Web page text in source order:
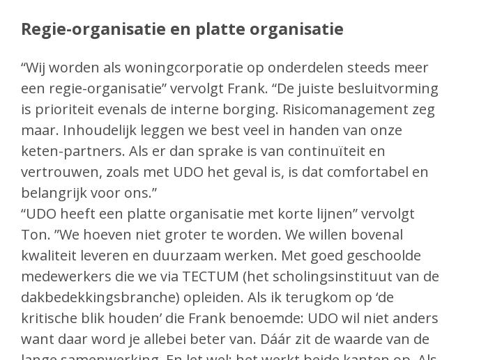
Regie-organisatie en platte organisatie
“Wij worden als woningcorporatie op onderdelen steeds meer
een regie-organisatie” vervolgt Frank. “De juiste besluitvorming
is prioriteit evenals de interne borging. Risicomanagement zeg
maar. Inhoudelijk leggen we best veel in handen van onze
keten-partners. Als er dan sprake is van continuïteit en
vertrouwen, zoals met UDO het geval is, is dat comfortabel en
belangrijk voor ons.”
“UDO heeft een platte organisatie met korte lijnen” vervolgt
Ton. ”We hoeven niet groter te worden. We willen bovenal
kwaliteit leveren en duurzaam werken. Met goed geschoolde
medewerkers die we via TECTUM (het scholingsinstituut van de
dakbedekkingsbranche) opleiden. Als ik terugkom op ‘de
kritische blik houden’ die Frank benoemde: UDO wil niet anders
want daar word je allebei beter van. Dáár zit de waarde van de